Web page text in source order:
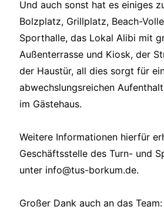
Und auch sonst hat es einiges
Bolzplatz, Grillplatz, Beach-
Sporthalle, das Lokal Alibi mit
Außenterrasse und Kiosk, der
der Haustür, all dies sorgt für
abwechslungsreichen
im Gästehaus.
Weitere Informationen hierfür
Geschäftsstelle des Turn- und
unter info@tus-borkum.de.
Großer Dank auch an das